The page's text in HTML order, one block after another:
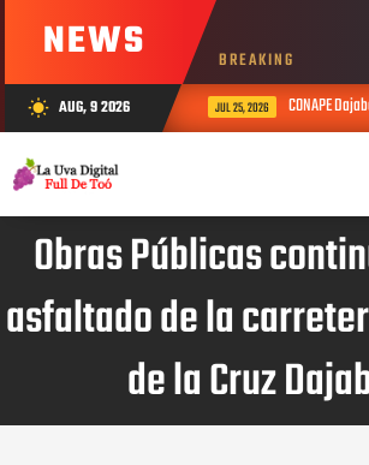
NEWS BREAKING
wb_sunny AUG, 9 2026 JUL 25, 2026 CONAPE
Obras Públicas
asfaltado de la
de la Cruz